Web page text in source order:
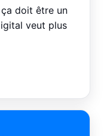
doit être un
veut plus